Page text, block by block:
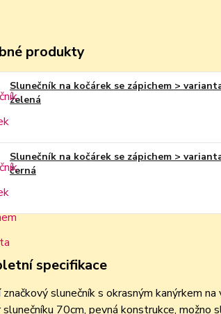
produkty
Slunečník na kočárek se zápichem >
zelená
Slunečník na kočárek se zápichem >
černá
specifikace
slunečník s okrasným kanýrkem
70cm, pevná konstrukce, možno